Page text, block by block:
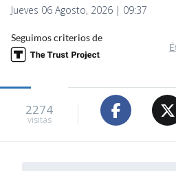
Jueves 06 Agosto, 2026 | 09:37
Seguimos criterios de
2274
visitas